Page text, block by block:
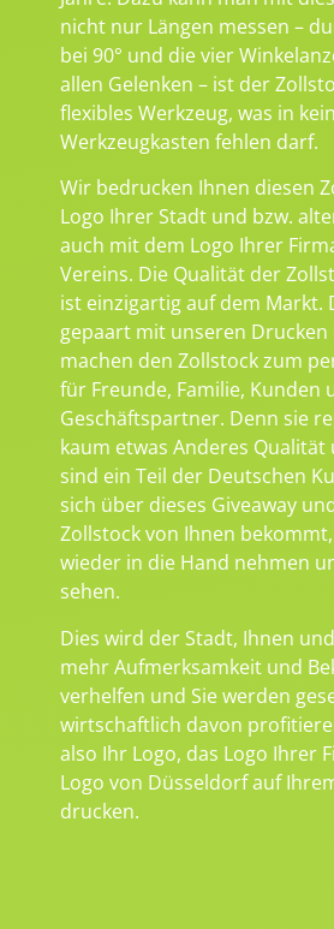
nicht nur Längen messen –
bei 90° und die vier
allen Gelenken – ist der
flexibles Werkzeug, was in
Werkzeugkasten fehlen darf.
Wir bedrucken Ihnen diesen
Logo Ihrer Stadt und bzw.
auch mit dem Logo Ihrer
Vereins. Die Qualität der
ist einzigartig auf dem Markt.
gepaart mit unseren Drucken
machen den Zollstock zum
für Freunde, Familie, Kunden
Geschäftspartner. Denn sie
kaum etwas Anderes
sind ein Teil der Deutschen
sich über dieses Giveaway
Zollstock von Ihnen
wieder in die Hand nehmen
sehen.
Dies wird der Stadt, Ihnen
mehr Aufmerksamkeit und
verhelfen und Sie werden
wirtschaftlich davon
also Ihr Logo, das Logo Ihrer
Logo von Düsseldorf auf
drucken.